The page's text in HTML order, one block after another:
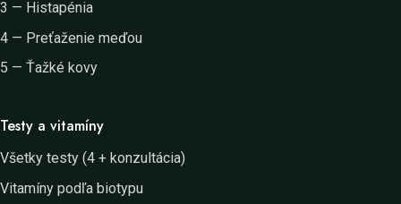
3 — Histapénia
4 — Preťaženie meďou
5 — Ťažké kovy
Testy a vitamíny
Všetky testy (4 + konzultácia)
Vitamíny podľa biotypu